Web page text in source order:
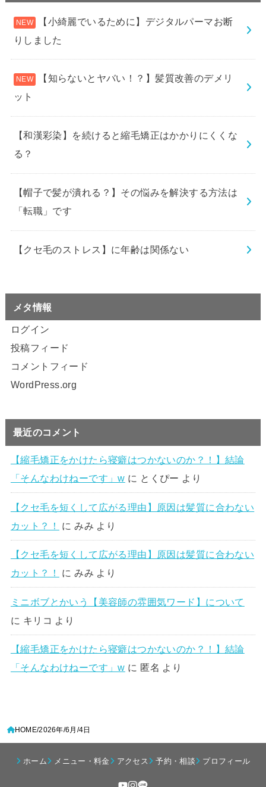
【小綺麗でいるために】デジタルパーマお断
りしました
【知らないとヤバい！？】髪質改善のデメリ
ット
【和漢彩染】を続けると縮毛矯正はかかりにくくな
る？
【帽子で髪が潰れる？】その悩みを解決する方法は
「転職」です
【クセ毛のストレス】に年齢は関係ない
メタ情報
ログイン
投稿フィード
コメントフィード
WordPress.org
最近のコメント
【縮毛矯正をかけたら寝癖はつかないのか？！】結論
「そんなわけねーです」w に とくぴー より
【クセ毛を短くして広がる理由】原因は髪質に合わない
カット？！
にみみ より
【クセ毛を短くして広がる理由】原因は髪質に合わない
カット？！
にみみ より
ミニボブとかいう【美容師の雰囲気ワード】について
に キリコ より
【縮毛矯正をかけたら寝癖はつかないのか？！】結論
「そんなわけねーです」w に 匿名 より
HOME 2026年 6月 4日
ホーム メニュー・料金 アクセス 予約・相談 プロフィール